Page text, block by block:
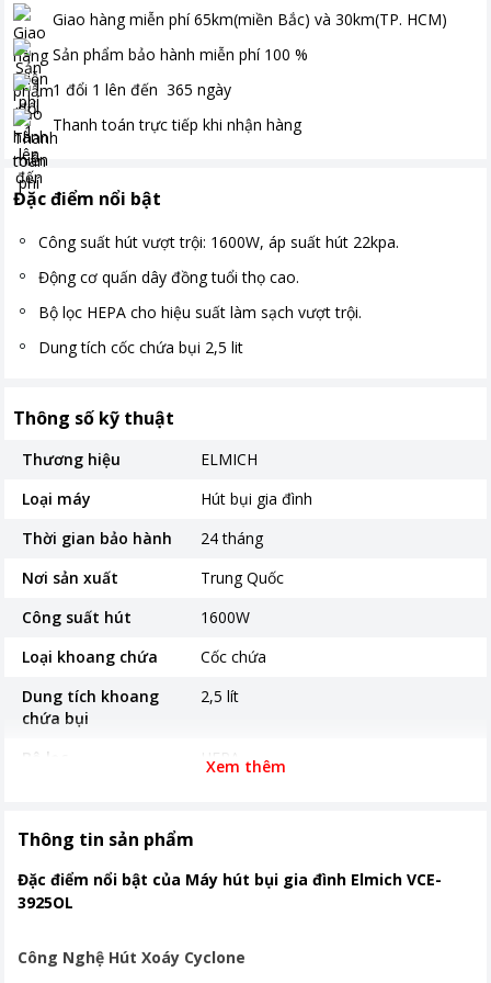
Giao hàng miễn phí 65km(miền Bắc) và 30km(TP. HCM)
Sản phẩm bảo hành miễn phí 100 %
1 đổi 1 lên đến 365 ngày
Thanh toán trực tiếp khi nhận hàng
Đặc điểm nổi bật
Công suất hút vượt trội: 1600W, áp suất hút 22kpa.
Động cơ quấn dây đồng tuổi thọ cao.
Bộ lọc HEPA cho hiệu suất làm sạch vượt trội.
Dung tích cốc chứa bụi 2,5 lit
Thông số kỹ thuật
Thương hiệu
ELMICH
Loại máy
Hút bụi gia đình
Thời gian bảo hành
24 tháng
Nơi sản xuất
Trung Quốc
Công suất hút
1600W
Loại khoang chứa
Cốc chứa
Dung tích khoang
chứa bụi
2,5 lít
Bộ lọc
HEPA
Tính năng khác
Xem thêm
Thông tin sản phẩm
Đặc điểm nổi bật của Máy hút bụi gia đình Elmich VCE-
3925OL
Công Nghệ Hút Xoáy Cyclone